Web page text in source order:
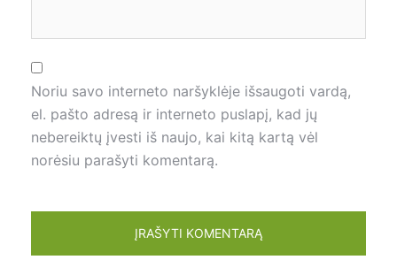
Noriu savo interneto naršyklėje išsaugoti vardą,
el. pašto adresą ir interneto puslapį, kad jų
nebereiktų įvesti iš naujo, kai kitą kartą vėl
norėsiu parašyti komentarą.